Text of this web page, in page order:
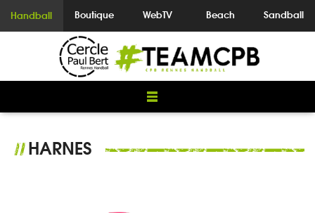
Handball Boutique WebTV Beach Sandball
//HARNES